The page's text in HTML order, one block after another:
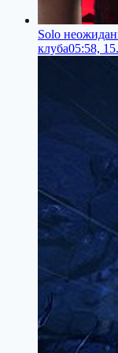
Solo
клуба05:58,